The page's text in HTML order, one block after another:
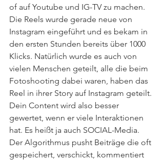
of auf Youtube und IG-TV zu machen.
Die Reels wurde gerade neue von
Instagram eingeführt und es bekam in
den ersten Stunden bereits über 1000
Klicks. Natürlich wurde es auch von
vielen Menschen geteilt, alle die beim
Fotoshooting dabei waren, haben das
Reel in ihrer Story auf Instagram geteilt.
Dein Content wird also besser
gewertet, wenn er viele Interaktionen
hat. Es heißt ja auch SOCIAL-Media.
Der Algorithmus pusht Beiträge die oft
gespeichert, verschickt, kommentiert